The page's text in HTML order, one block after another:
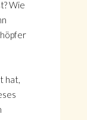
Wie
hat,